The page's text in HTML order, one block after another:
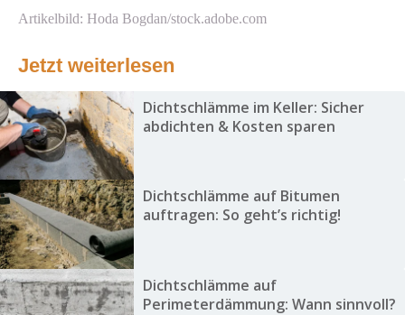
Artikelbild: Hoda Bogdan/stock.adobe.com
Jetzt weiterlesen
Dichtschlämme im Keller: Sicher
abdichten & Kosten sparen
Dichtschlämme auf Bitumen
auftragen: So geht’s richtig!
Dichtschlämme auf
Perimeterdämmung: Wann sinnvoll?